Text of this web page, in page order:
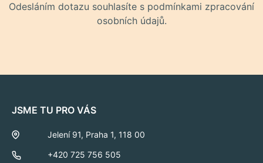
Odesláním dotazu souhlasíte s podmínkami zpracování
osobních údajů.
JSME TU PRO VÁS
Jelení 91, Praha 1, 118 00
+420 725 756 505